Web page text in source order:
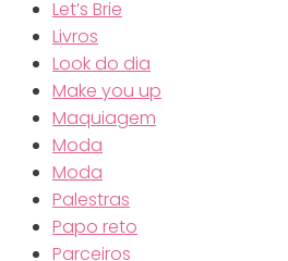
Let’s Brie
Livros
Look do dia
Make you up
Maquiagem
Moda
Moda
Palestras
Papo reto
Parceiros